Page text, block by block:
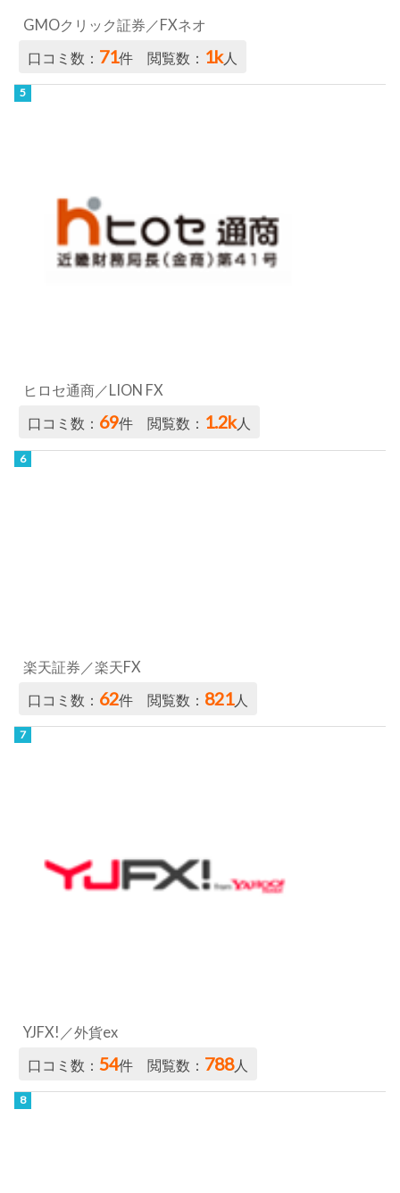
GMOクリック証券／FXネオ
口コミ数： 71件 閲覧数： 1k人
ヒロセ通商／LION FX
口コミ数： 69件 閲覧数： 1.2k人
楽天証券／楽天FX
口コミ数： 62件 閲覧数： 821人
YJFX!／外貨ex
口コミ数：54件 閲覧数： 788人